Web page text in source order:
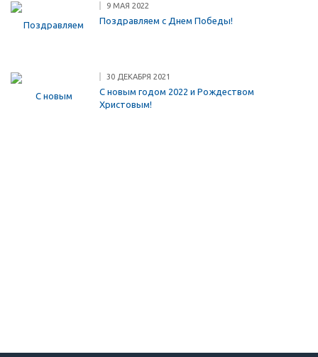
9 МАЯ 2022
Поздравляем с Днем Победы!
30 ДЕКАБРЯ 2021
С новым годом 2022 и Рождеством
Христовым!